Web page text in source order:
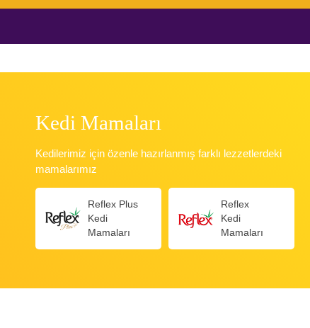
Kedi Mamaları
Kedilerimiz için özenle hazırlanmış farklı lezzetlerdeki
mamalarımız
Reflex Plus
Kedi
Mamaları
Reflex
Kedi
Mamaları